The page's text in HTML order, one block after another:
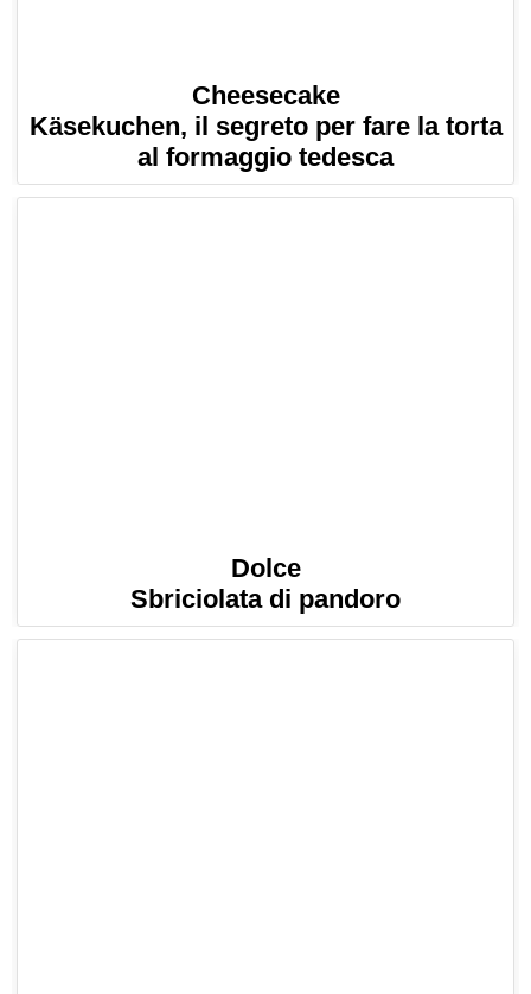
Cheesecake
Käsekuchen, il segreto per fare la torta
al formaggio tedesca
Dolce
Sbriciolata di pandoro